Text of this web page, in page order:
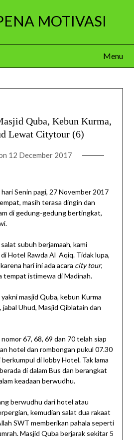
MOTIVASI
Menu
Quba, Kebun Kurma,
Lewat Citytour (6)
12 December 2017
Senin pagi, 27 November 2017
masih terasa dingin dan
di gedung-gedung bertingkat,
subuh berjamaah, kami
Hotel Rawda Al Aqiq. Tidak lupa,
hari ini ada acara city tour,
tempat istimewa di Madinah.
masjid Quba, kebun Kurma
jabal Uhud, Masjid Qiblatain dan
67, 68, 69 dan 70 telah siap
hotel dan rombongan pukul 07.30
di lobby Hotel. Tak lama
di dalam Bus dan berangkat
keadaan berwudhu.
berwudhu dari hotel atau
kemudian salat dua rakaat
SWT memberikan pahala seperti
Masjid Quba berjarak sekitar 5